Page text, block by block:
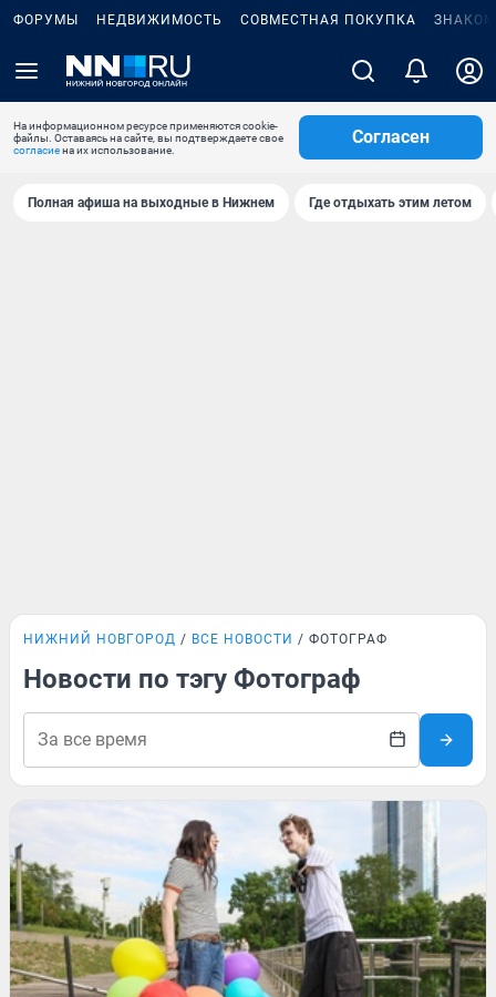
ФОРУМЫ НЕДВИЖИМОСТЬ СОВМЕСТНАЯ ПОКУПКА
На информационном ресурсе применяются cookie-
файлы. Оставаясь на сайте, вы подтверждаете свое
согласиена их использование.
Согласен
Полная афиша на выходные в Нижнем Где отдыхать этим летом
НИЖНИЙ НОВГОРОД ВСЕ НОВОСТИ ФОТОГРАФ
Новости по тэгу Фотограф